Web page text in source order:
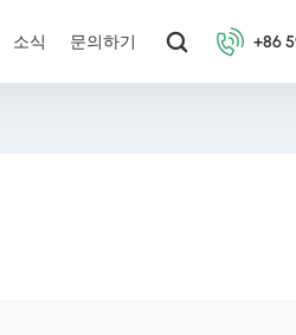
소식 문의하기 +86